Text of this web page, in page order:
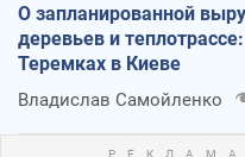
О запланированной
деревьев и
Теремках в Киеве
Владислав Самойленко